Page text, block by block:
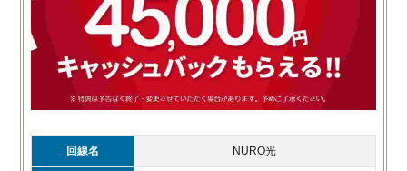
回線名 NURO光